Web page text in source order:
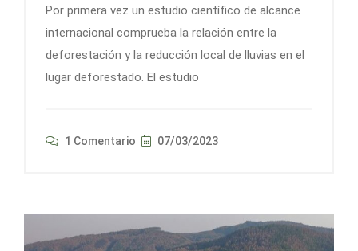
Por primera vez un estudio científico de alcance
internacional comprueba la relación entre la
deforestación y la reducción local de lluvias en el
lugar deforestado. El estudio
1 Comentario 07/03/2023